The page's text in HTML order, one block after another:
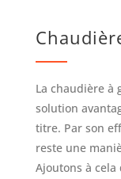
La chaudière à
solution
titre. Par son
reste une
Ajoutons à